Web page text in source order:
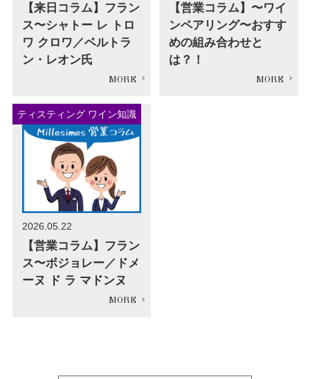
【来日コラム】フラン
ス〜シャトー レ トロ
ワ クロワ／ベルトラ
ン・レオン氏
【営業コラム】〜ワイ
ンペアリング〜おすす
めの組み合わせと
は？！
ティスティング ワイン知識
2026.05.22
【営業コラム】フラン
ス〜ボジョレー／ドメ
ーヌ ド ラ マドンヌ